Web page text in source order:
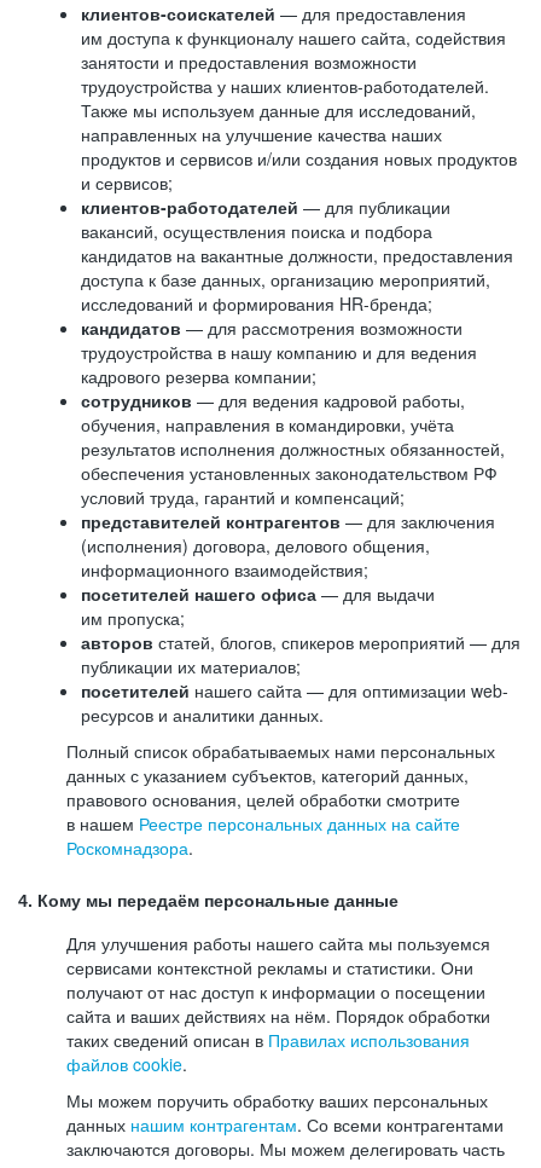
клиентов-соискателей — для предоставления
им доступа к функционалу нашего сайта, содействия
занятости и предоставления возможности
трудоустройства у наших клиентов-работодателей.
Также мы используем данные для исследований,
направленных на улучшение качества наших
продуктов и сервисов и/или создания новых продуктов
и сервисов;
клиентов-работодателей — для публикации
вакансий, осуществления поиска и подбора
кандидатов на вакантные должности, предоставления
доступа к базе данных, организацию мероприятий,
исследований и формирования HR-бренда;
кандидатов — для рассмотрения возможности
трудоустройства в нашу компанию и для ведения
кадрового резерва компании;
сотрудников — для ведения кадровой работы,
обучения, направления в командировки, учёта
результатов исполнения должностных обязанностей,
обеспечения установленных законодательством РФ
условий труда, гарантий и компенсаций;
представителей контрагентов — для заключения
(исполнения) договора, делового общения,
информационного взаимодействия;
посетителей нашего офиса — для выдачи
им пропуска;
авторов статей, блогов, спикеров мероприятий — для
публикации их материалов;
посетителей нашего сайта — для оптимизации web-
ресурсов и аналитики данных.
Полный список обрабатываемых нами персональных
данных с указанием субъектов, категорий данных,
правового основания, целей обработки смотрите
в нашем Реестре персональных данных на сайте
Роскомнадзора.
4. Кому мы передаём персональные данные
Для улучшения работы нашего сайта мы пользуемся
сервисами контекстной рекламы и статистики. Они
получают от нас доступ к информации о посещении
сайта и ваших действиях на нём. Порядок обработки
таких сведений описан в Правилах использования
файлов cookie.
Мы можем поручить обработку ваших персональных
данных нашим контрагентам. Со всеми контрагентами
заключаются договоры. Мы можем делегировать часть